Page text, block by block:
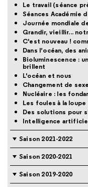
Le travail (séance
Séances Académie
Journée mondiale
Grandir, vieillir...
C'est nouveau !
Dans l’océan, des
Bioluminescence :
brillent
L'océan et nous
Changement de
Nucléaire : les
Les foules à la loupe
Des solutions pour
Intelligence
Saison 2021-2022
Saison 2020-2021
Saison 2019-2020